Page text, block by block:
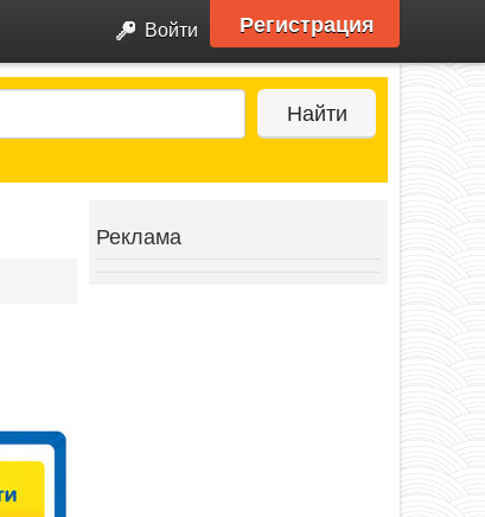
Войти Регистрация
Найти
Реклама